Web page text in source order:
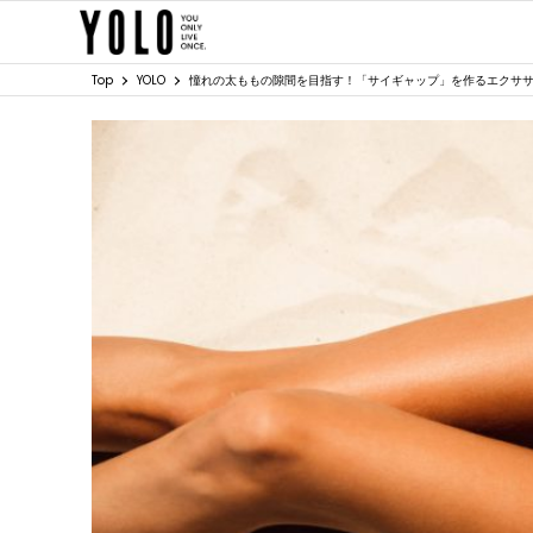
Top YOLO 憧れの太ももの隙間を目指す！「サイギャップ」を作るエクサ